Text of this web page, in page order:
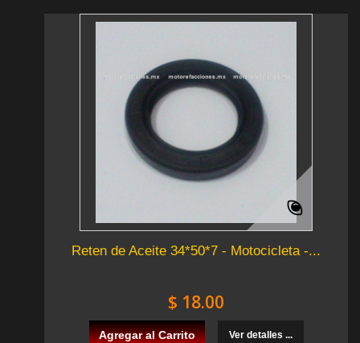
Reten de Aceite 34*50*7 - Motocicleta -...
$ 18.00
Agregar al Carrito Ver detalles ...